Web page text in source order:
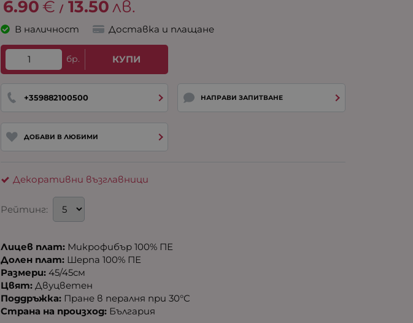
6.90 € / 13.50лв.
В наличност Доставка и плащане
бр. КУПИ
+359882100500 НАПРАВИ ЗАПИТВАНЕ
ДОБАВИ В ЛЮБИМИ
Декоративни възглавници
Рейтинг:
Лицев плат: Микрофибър 100% ПЕ
Долен плат: Шерпа 100% ПЕ
Размери: 45/45см
Цвят: Двуцветен
Поддръжка: Пране в пералня при 30°C
Страна на произход: България